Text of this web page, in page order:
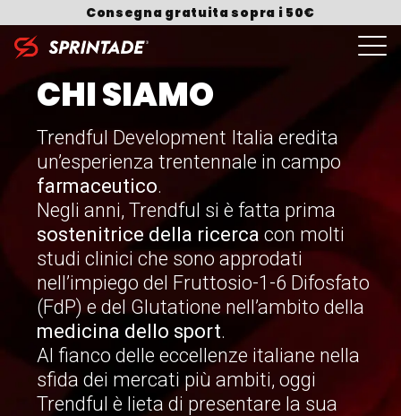
Skip to contentConsegna gratuita sopra i 50€
CHI SIAMO
Trendful Development Italia eredita
un’esperienza trentennale in campo
farmaceutico.
Negli anni, Trendful si è fatta prima
sostenitrice della ricerca con molti
studi clinici che sono approdati
nell’impiego del Fruttosio-1-6 Difosfato
(FdP) e del Glutatione nell’ambito della
medicina dello sport.
Al fianco delle eccellenze italiane nella
sfida dei mercati più ambiti, oggi
Trendful è lieta di presentare la sua